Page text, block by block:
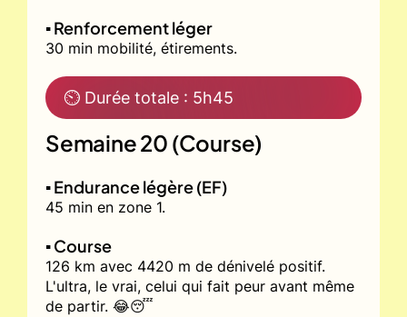
▪️ Renforcement léger
30 min mobilité, étirements.
⏲ Durée totale : 5h45
Semaine 20 (Course)
▪️ Endurance légère (EF)
45 min en zone 1.
▪️ Course
126 km avec 4420 m de dénivelé positif.
L'ultra, le vrai, celui qui fait peur avant même
de partir. 😂😴